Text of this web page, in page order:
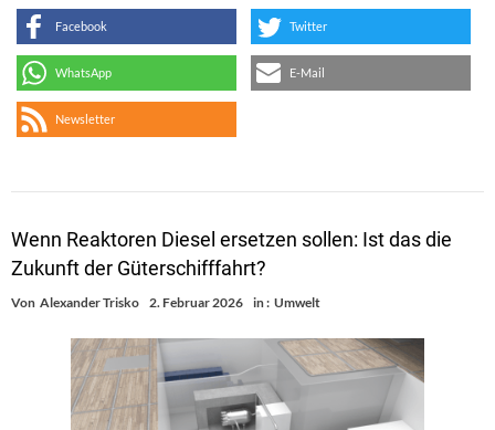
Facebook Twitter
WhatsApp E-Mail
Newsletter
Wenn Reaktoren Diesel ersetzen sollen: Ist das die
Zukunft der Güterschifffahrt?
Von Alexander Trisko 2. Februar 2026 in : Umwelt